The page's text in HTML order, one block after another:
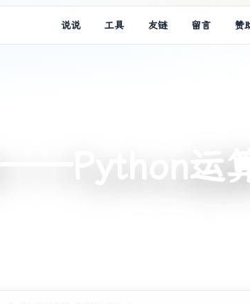
说说 工具 友链 留言 赞
——Python运